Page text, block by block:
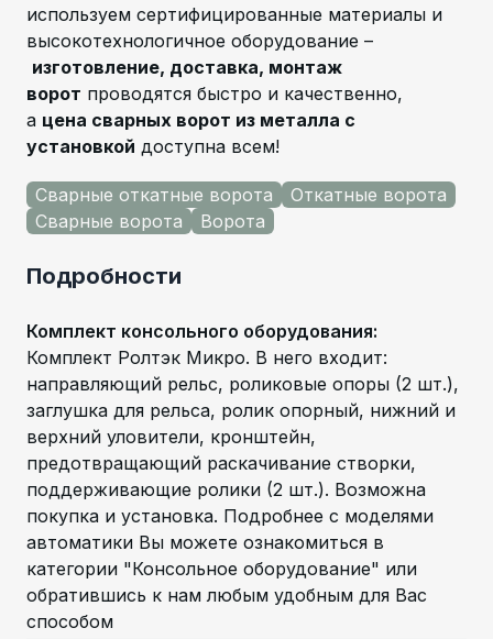
используем сертифицированные материалы и
высокотехнологичное оборудование –
изготовление, доставка, монтаж
ворот проводятся быстро и качественно,
а цена сварных ворот из металла с
установкой доступна всем!
Сварные откатные ворота
Откатные ворота
Сварные ворота
Ворота
Подробности
Комплект консольного оборудования:
Комплект Ролтэк Микро. В него входит:
направляющий рельс, роликовые опоры (2 шт.),
заглушка для рельса, ролик опорный, нижний и
верхний уловители, кронштейн,
предотвращающий раскачивание створки,
поддерживающие ролики (2 шт.). Возможна
покупка и установка. Подробнее с моделями
автоматики Вы можете ознакомиться в
категории "Консольное оборудование" или
обратившись к нам любым удобным для Вас
способом